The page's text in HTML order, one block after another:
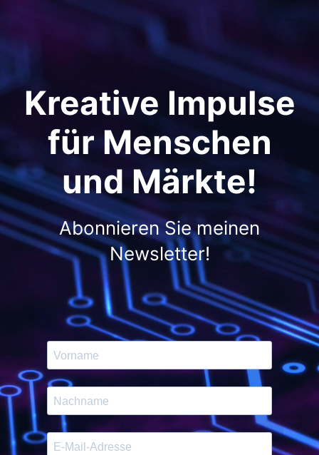
Kreative Impulse
für Menschen
und Märkte!
Abonnieren Sie meinen
Newsletter!